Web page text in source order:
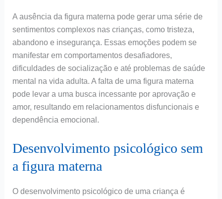
A ausência da figura materna pode gerar uma série de
sentimentos complexos nas crianças, como tristeza,
abandono e insegurança. Essas emoções podem se
manifestar em comportamentos desafiadores,
dificuldades de socialização e até problemas de saúde
mental na vida adulta. A falta de uma figura materna
pode levar a uma busca incessante por aprovação e
amor, resultando em relacionamentos disfuncionais e
dependência emocional.
Desenvolvimento psicológico sem
a figura materna
O desenvolvimento psicológico de uma criança é